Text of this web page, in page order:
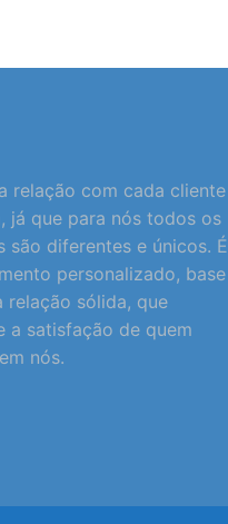
relação com cada cliente
já que para nós todos os
são diferentes e únicos. É
personalizado, base
relação sólida, que
a satisfação de quem
nós.